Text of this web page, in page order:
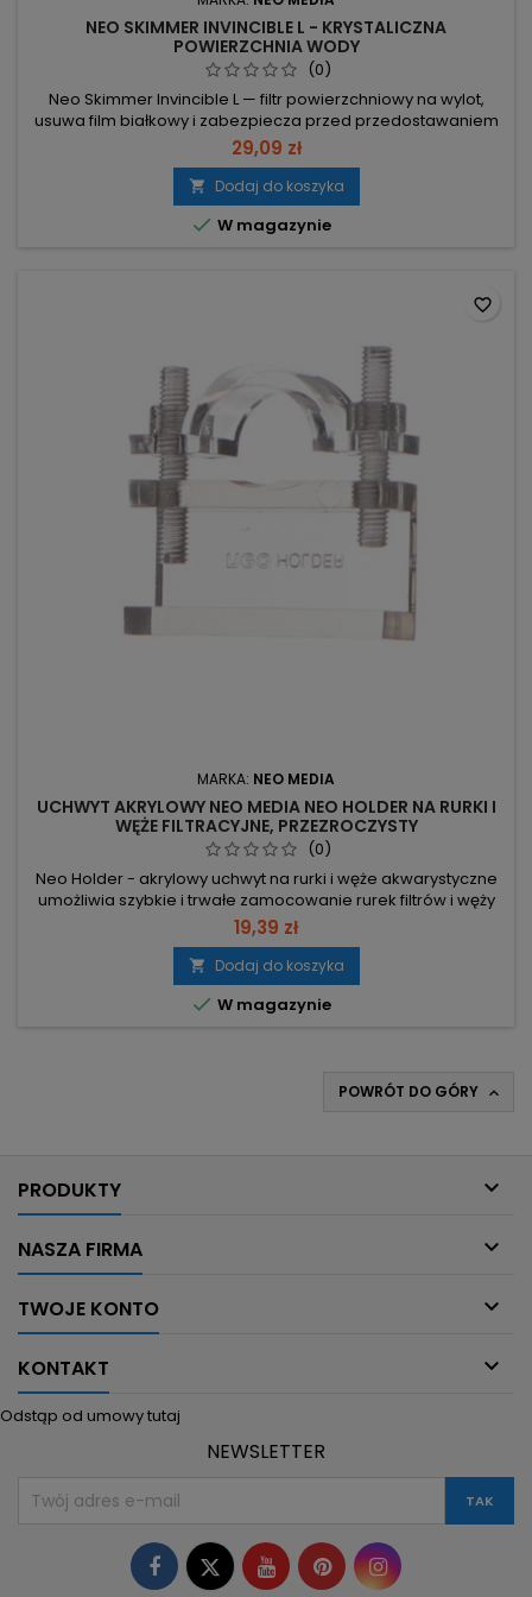
NEO SKIMMER INVINCIBLE L - KRYSTALICZNA
POWIERZCHNIA WODY
(0)
Neo Skimmer Invincible L — filtr powierzchniowy na wylot,
usuwa film białkowy i zabezpiecza przed przedostawaniem
się zanieczyszczeń dzięki wkładce. Montowany na wylot —
nie zasysa krewetek, narybku, liści ani pokarmu do filtra; nie
powoduje zapowietrzania. Regulowany napowietrzacz —
skośna rurka umożliwia regulację napowietrzania aż do
całkowitego...
29,09 zł
 Dodaj do koszyka
 W magazynie
MARKA: NEO MEDIA
UCHWYT AKRYLOWY NEO MEDIA NEO HOLDER NA RURKI I
WĘŻE FILTRACYJNE, PRZEZROCZYSTY
(0)
Neo Holder - akrylowy uchwyt na rurki i węże akwarystyczne
umożliwia szybkie i trwałe zamocowanie rurek filtrów i węży
na górnej krawędzi akwarium. Montowany na szkło za
pomocą mocnych śrub i nakrętek, co gwarantuje stabilność.
Pasuje do szyby od 14 do 4 mm – montaż bez wiercenia
szkła, bezpośrednio na krawędzi. Obsługa średnic 10–18 mm
– trzyma...
19,39 zł
 Dodaj do koszyka
 W magazynie
favorite_border
POWRÓT DO GÓRY 
PRODUKTY 
NASZA FIRMA 
TWOJE KONTO 
KONTAKT 
Odstąp od umowy tutaj
NEWSLETTER
Facebook
TwitterYouTubePinterestInstagram